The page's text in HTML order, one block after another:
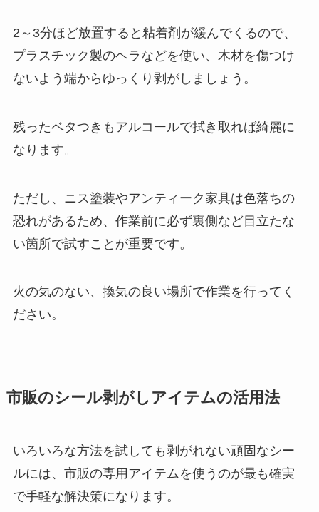
2～3分ほど放置すると粘着剤が緩んでくるので、
プラスチック製のヘラなどを使い、木材を傷つけ
ないよう端からゆっくり剥がしましょう。
残ったベタつきもアルコールで拭き取れば綺麗に
なります。
ただし、ニス塗装やアンティーク家具は色落ちの
恐れがあるため、作業前に必ず裏側など目立たな
い箇所で試すことが重要です。
火の気のない、換気の良い場所で作業を行ってく
ださい。
市販のシール剥がしアイテムの活用法
いろいろな方法を試しても剥がれない頑固なシー
ルには、市販の専用アイテムを使うのが最も確実
で手軽な解決策になります。